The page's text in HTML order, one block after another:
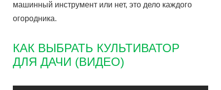
машинный инструмент или нет, это дело каждого
огородника.
КАК ВЫБРАТЬ КУЛЬТИВАТОР
ДЛЯ ДАЧИ (ВИДЕО)